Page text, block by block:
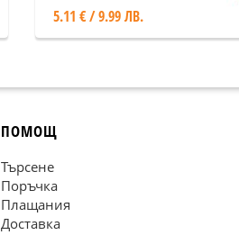
5.11 € / 9.99 ЛВ.
ПОМОЩ
Търсене
Поръчка
Плащания
Доставка